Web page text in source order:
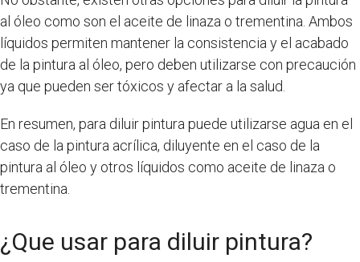
al óleo como son el aceite de linaza o trementina. Ambos
líquidos permiten mantener la consistencia y el acabado
de la pintura al óleo, pero deben utilizarse con precaución
ya que pueden ser tóxicos y afectar a la salud.
En resumen, para diluir pintura puede utilizarse agua en el
caso de la pintura acrílica, diluyente en el caso de la
pintura al óleo y otros líquidos como aceite de linaza o
trementina.
¿Que usar para diluir pintura?